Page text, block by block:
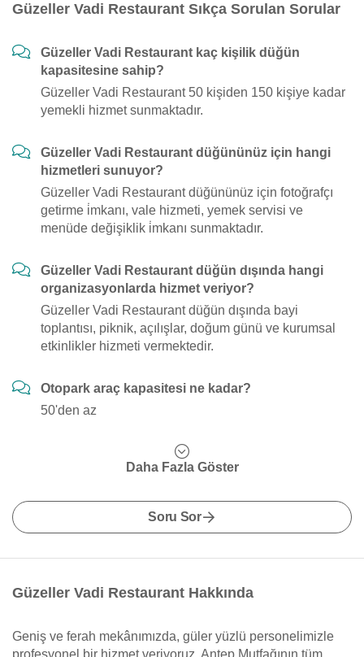
Güzeller Vadi Restaurant Sıkça Sorulan Sorular
Güzeller Vadi Restaurant kaç kişilik düğün
kapasitesine sahip?
Güzeller Vadi Restaurant 50 kişiden 150 kişiye kadar
yemekli hizmet sunmaktadır.
Güzeller Vadi Restaurant düğününüz için hangi
hizmetleri sunuyor?
Güzeller Vadi Restaurant düğününüz için fotoğrafçı
getirme i̇mkanı, vale hizmeti, yemek servisi ve
menüde değişiklik i̇mkanı sunmaktadır.
Güzeller Vadi Restaurant düğün dışında hangi
organizasyonlarda hizmet veriyor?
Güzeller Vadi Restaurant düğün dışında bayi
toplantısı, piknik, açılışlar, doğum günü ve kurumsal
etkinlikler hizmeti vermektedir.
Otopark araç kapasitesi ne kadar?
50'den az
Daha Fazla Göster
Soru Sor
Güzeller Vadi Restaurant Hakkında
Geniş ve ferah mekânımızda, güler yüzlü personelimizle
profesyonel bir hizmet veriyoruz. Antep Mutfağının tüm